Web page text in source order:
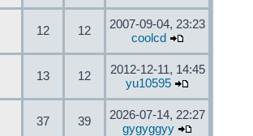
12 12
2007-09-04, 23:23
coolcd
13 12
2012-12-11, 14:45
yu10595
37 39
2026-07-14, 22:27
gygyggyy